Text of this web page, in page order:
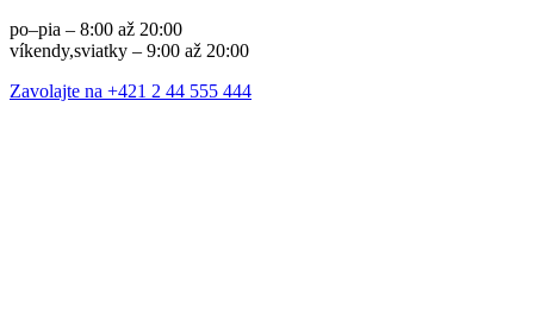
po–pia – 8:00 až 20:00
víkendy,sviatky – 9:00 až 20:00
Zavolajte na +421 2 44 555 444